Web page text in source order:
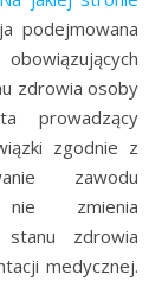
podejmowana
zdrowia osoby
prowadzący
zgodnie z
zawodu
zmienia
stanu zdrowia
medycznej.